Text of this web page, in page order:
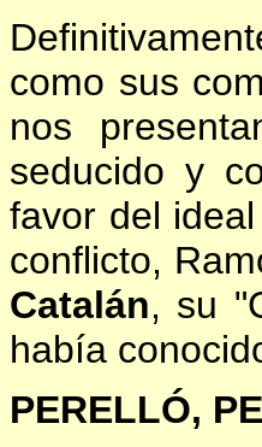
como sus
nos
seducido y
favor del
conflicto,
Catalán, su
había
PERELLÓ,